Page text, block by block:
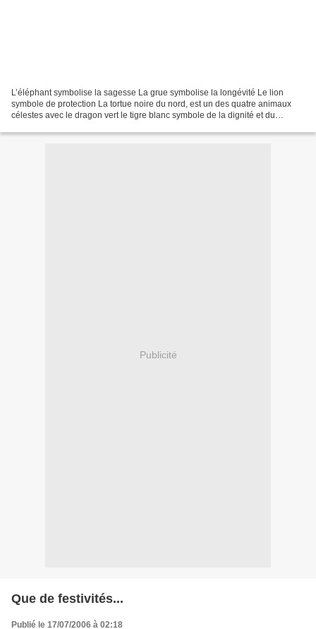
L’éléphant symbolise la sagesse La grue symbolise la longévité Le lion
symbole de protection La tortue noire du nord, est un des quatre animaux
célestes avec le dragon vert le tigre blanc symbole de la dignité et du
Publicité
Que de festivités...
Publié le 17/07/2006 à 02:18